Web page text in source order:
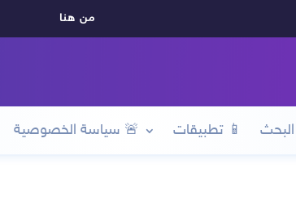
من هنا
📱 تطبيقات 🚨 سياسة الخصوصية